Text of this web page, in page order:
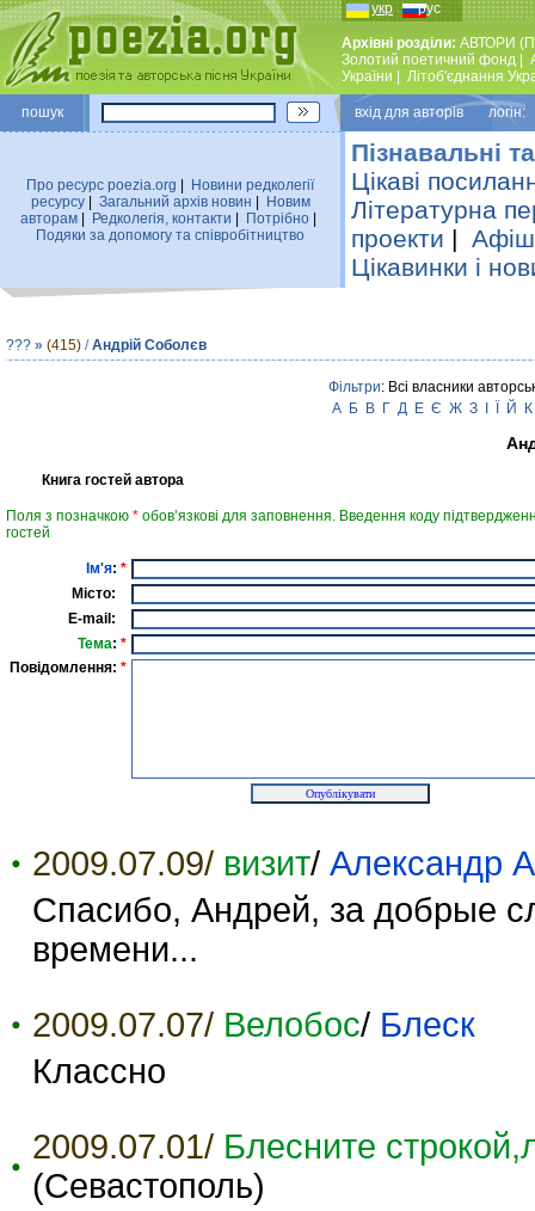
укр рус
Архівні розділи: АВТОРИ
Золотий поетичний фонд
України
Лiтоб'єднання
пошук вхiд для авторiв логін:
Про ресурс poezia.org
Новини редколегiї
ресурсу| Загальний архiв новин
Новим
авторам
Редколегiя, контакти Потрiбно
Подяки за допомогу та співробітництво
Пізнавальні
Цікаві
Літературна
проекти |
Цікавинки і
??? » (415) /Андрій Соболєв
Фільтри: Всі власники
А Б В Г Д Е Є Ж З Й К
Книга гостей автора
Поля з позначкою * обов’язкові для заповнення. Введення коду
гостей
Ім'я: *
Місто:
E-mail:
Тема: *
Повідомлення: *
2009.07.09/ визит/ Александр
Спасибо, Андрей, за добрые
времени...
2009.07.07/ Велобос/ Блеск
Классно
2009.07.01/ Блесните
(Севастополь)